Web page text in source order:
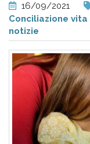
pr
e
16/09/2021
Conciliazione
notizie